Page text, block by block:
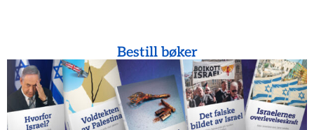
Bestill bøker